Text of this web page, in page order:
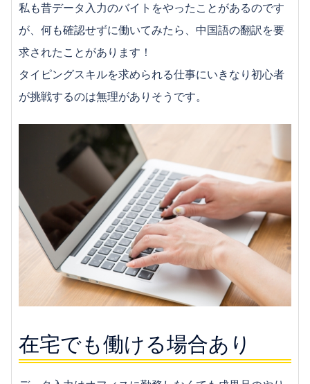
私も昔データ入力のバイトをやったことがあるのです
が、何も確認せずに働いてみたら、中国語の翻訳を要
求されたことがあります！
タイピングスキルを求められる仕事にいきなり初心者
が挑戦するのは無理がありそうです。
在宅でも働ける場合あり